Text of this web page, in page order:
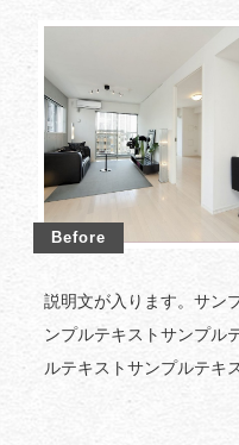
説明文が入ります。サン
ンプルテキストサンプル
ルテキストサンプルテキ